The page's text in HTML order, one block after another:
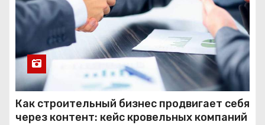
Как строительный бизнес продвигает себя
через контент: кейс кровельных компаний